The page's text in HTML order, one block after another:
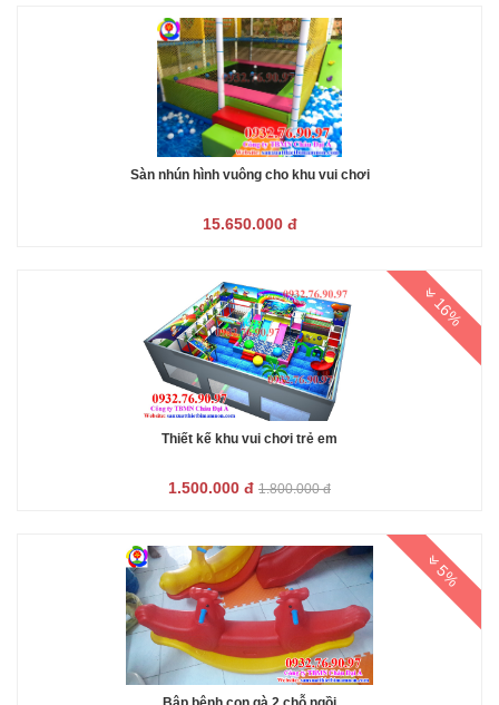
Sàn nhún hình vuông cho khu vui chơi
15.650.000 đ
16%
Thiết kế khu vui chơi trẻ em
1.500.000 đ 1.800.000 đ
5%